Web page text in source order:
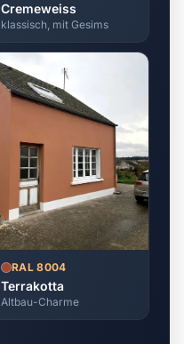
Cremeweiss
klassisch, mit Gesims
RAL 8004
Terrakotta
Altbau-Charme